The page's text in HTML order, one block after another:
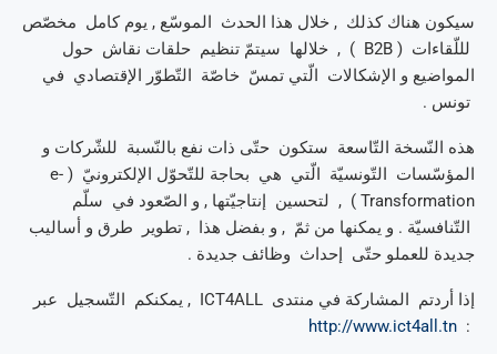
سيكون هناك كذلك , خلال هذا الحدث الموسّع , يوم كامل مخصّص
لللّقاءات ( B2B ) , خلالها سيتمّ تنظيم حلقات نقاش حول
المواضيع و الإشكالات الّتي تمسّ خاصّة التّطوّر الإقتصادي في
تونس .
هذه النّسخة التّاسعة ستكون حتّى ذات نفع بالنّسبة للشّركات و
المؤسّسات التّونسيّة الّتي هي بحاجة للتّحوّل الإلكترونيّ ( e-
Transformation ) , لتحسين إنتاجيّتها , و الصّعود في سلّم
التّنافسيّة . و يمكنها من ثمّ , و بفضل هذا , تطوير طرق و أساليب
جديدة للعملو حتّى إحداث وظائف جديدة .
إذا أردتم المشاركة في منتدى ICT4ALL , يمكنكم التّسجيل عبر
:
http://www.ict4all.tn